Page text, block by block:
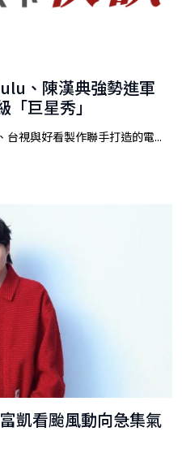
、陳漢典強勢進軍
「巨星秀」
視與好看製作聯手打造的電...
凱看颱風動向急集氣